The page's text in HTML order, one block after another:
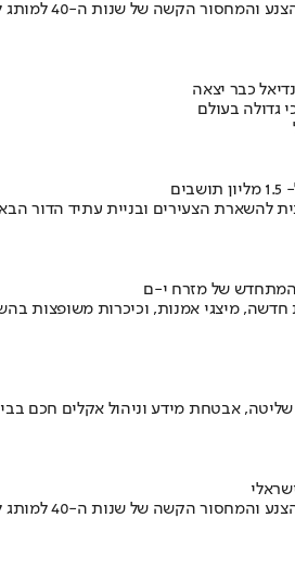
כבר יצאה
גדולה בעולם
להשארת הצעירים ובניית עתיד הדור
המתחדש של מזרח י-ם
אבטחת מידע וניהול אקלים חכם